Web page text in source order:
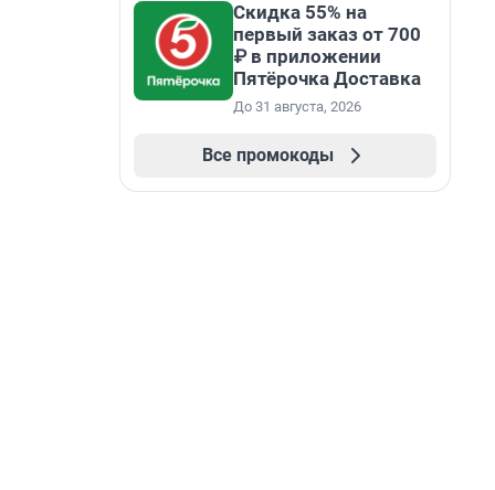
Скидка 55% на
первый заказ от 700
₽ в приложении
Пятёрочка Доставка
До 31 августа, 2026
Все промокоды